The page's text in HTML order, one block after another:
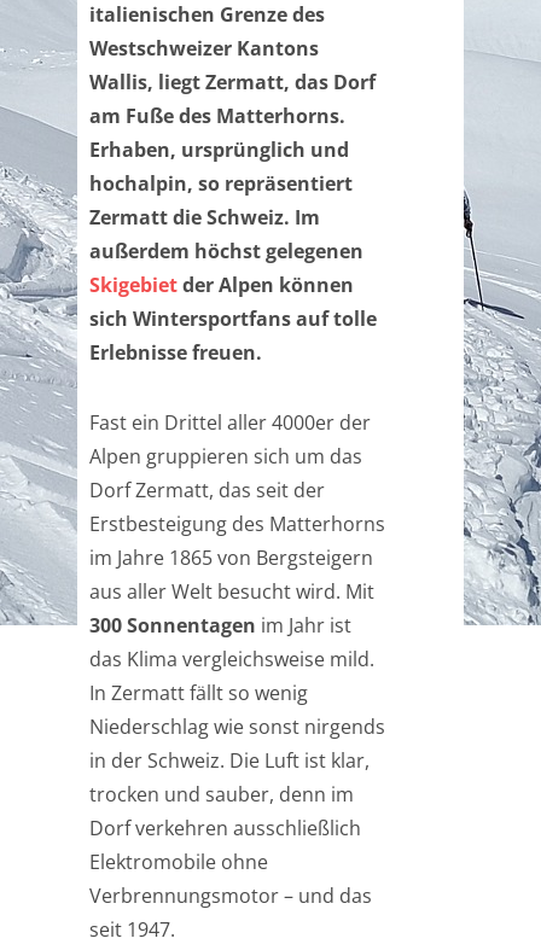
italienischen Grenze des
Westschweizer Kantons
Wallis, liegt Zermatt, das Dorf
am Fuße des Matterhorns.
Erhaben, ursprünglich und
hochalpin, so repräsentiert
Zermatt die Schweiz. Im
außerdem höchst gelegenen
Skigebietder Alpen können
sich Wintersportfans auf tolle
Erlebnisse freuen.
Fast ein Drittel aller 4000er der
Alpen gruppieren sich um das
Dorf Zermatt, das seit der
Erstbesteigung des Matterhorns
im Jahre 1865 von Bergsteigern
aus aller Welt besucht wird. Mit
300 Sonnentagen im Jahr ist
das Klima vergleichsweise mild.
In Zermatt fällt so wenig
Niederschlag wie sonst nirgends
in der Schweiz. Die Luft ist klar,
trocken und sauber, denn im
Dorf verkehren ausschließlich
Elektromobile ohne
Verbrennungsmotor – und das
seit 1947.